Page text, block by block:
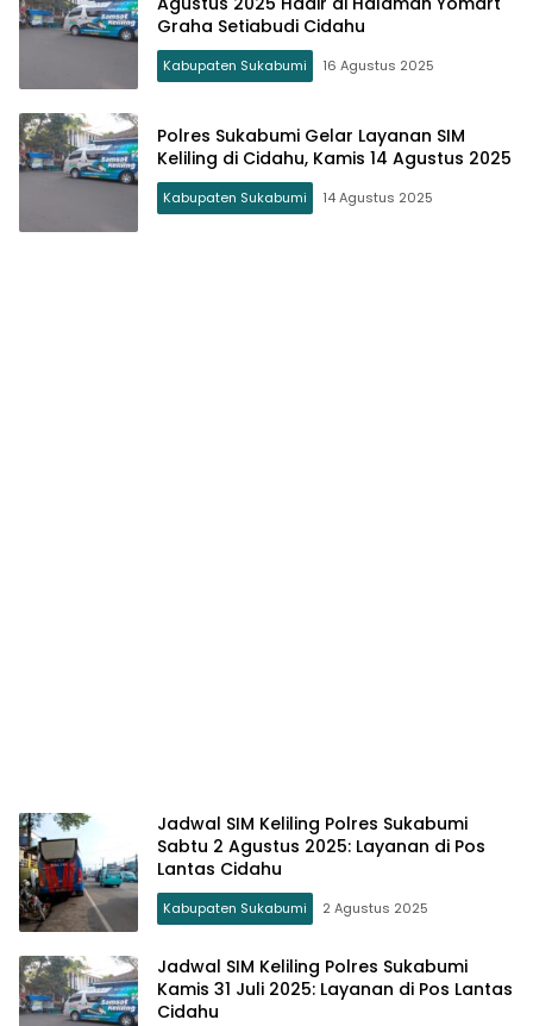
Graha Setiabudi Cidahu
Kabupaten Sukabumi 16 Agustus 2025
Polres Sukabumi Gelar Layanan SIM
Keliling di Cidahu, Kamis 14 Agustus 2025
Kabupaten Sukabumi 14 Agustus 2025
Jadwal SIM Keliling Polres Sukabumi
Sabtu 2 Agustus 2025: Layanan di Pos
Lantas Cidahu
Kabupaten Sukabumi 2 Agustus 2025
Jadwal SIM Keliling Polres Sukabumi
Kamis 31 Juli 2025: Layanan di Pos Lantas
Cidahu